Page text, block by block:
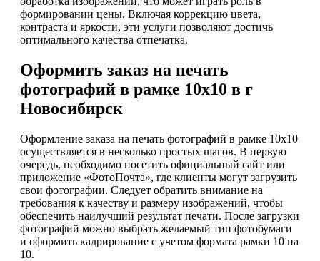
формировании цены. Включая коррекцию цвета,
контраста и яркости, эти услуги позволяют достичь
оптимального качества отпечатка.
Оформить заказ на печать
фотографий в рамке 10х10 в г
Новосибирск
Оформление заказа на печать фотографий в рамке 10х10
осуществляется в несколько простых шагов. В первую
очередь, необходимо посетить официальный сайт или
приложение «ФотоПочта», где клиенты могут загрузить
свои фотографии. Следует обратить внимание на
требования к качеству и размеру изображений, чтобы
обеспечить наилучший результат печати. После загрузки
фотографий можно выбрать желаемый тип фотобумаги
и оформить кадрирование с учетом формата рамки 10 на
10.